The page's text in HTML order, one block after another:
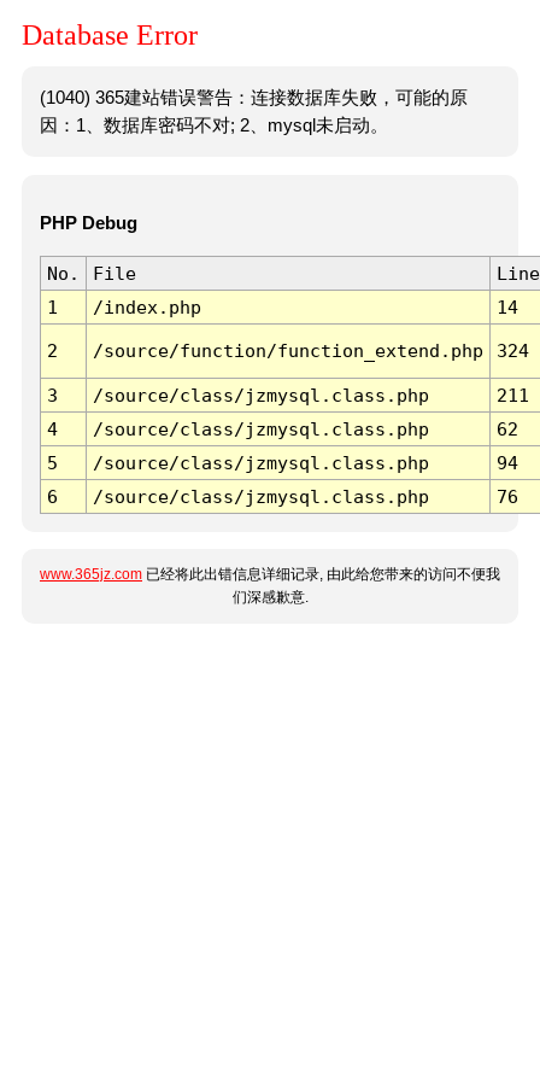
Database Error
(1040) 365建站错误警告：连接数据库失败，可能的原
因：1、数据库密码不对; 2、mysql未启动。
PHP Debug
No. File
Line
1
/index.php 14
2 /source/function/function_extend.php 324
3 /source/class/jzmysql.class.php
211
4
/source/class/jzmysql.class.php
62
5
/source/class/jzmysql.class.php
94
6
/source/class/jzmysql.class.php 76
www.365jz.com 已经将此出错信息详细记录, 由此给您带来的访问不便我
们深感歉意.